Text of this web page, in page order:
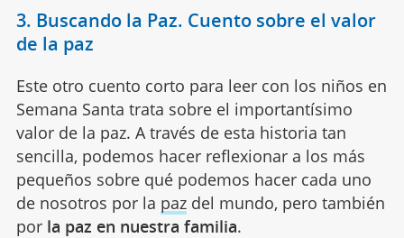
3. Buscando la Paz. Cuento sobre el valor
de la paz
Este otro cuento corto para leer con los niños en
Semana Santa trata sobre el importantísimo
valor de la paz. A través de esta historia tan
sencilla, podemos hacer reflexionar a los más
pequeños sobre qué podemos hacer cada uno
de nosotros por la pazdel mundo, pero también
por la paz en nuestra familia.